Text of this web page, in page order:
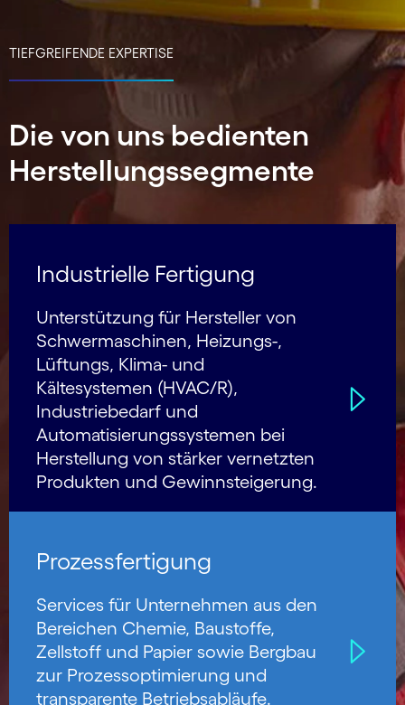
TIEFGREIFENDE EXPERTISE
Die von uns bedienten
Herstellungssegmente
Industrielle Fertigung
Unterstützung für Hersteller von
Schwermaschinen, Heizungs-,
Lüftungs, Klima- und
Kältesystemen (HVAC/R),
Industriebedarf und
Automatisierungssystemen bei
Herstellung von stärker vernetzten
Produkten und Gewinnsteigerung.
Prozessfertigung
Services für Unternehmen aus den
Bereichen Chemie, Baustoffe,
Zellstoff und Papier sowie Bergbau
zur Prozessoptimierung und
transparente Betriebsabläufe.